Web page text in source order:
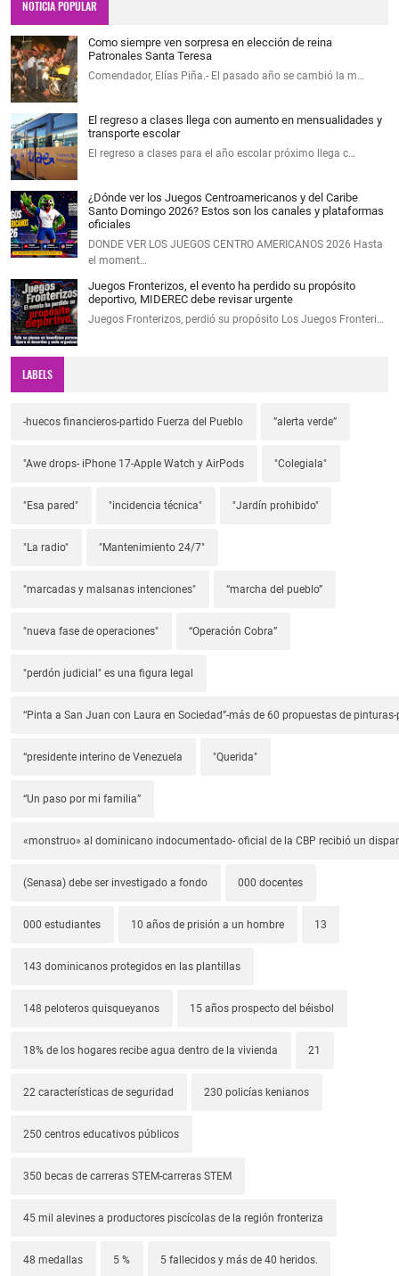
NOTICIA POPULAR
Como siempre ven sorpresa en elección de reina
Patronales Santa Teresa
Comendador, Elías Piña.- El pasado año se cambió la m…
El regreso a clases llega con aumento en mensualidades y
transporte escolar
El regreso a clases para el año escolar próximo llega c…
¿Dónde ver los Juegos Centroamericanos y del Caribe
Santo Domingo 2026? Estos son los canales y plataformas
oficiales
DONDE VER LOS JUEGOS CENTRO AMERICANOS 2026 Hasta
el moment…
Juegos Fronterizos, el evento ha perdido su propósito
deportivo, MIDEREC debe revisar urgente
Juegos Fronterizos, perdió su propósito Los Juegos Fronteri…
LABELS
-huecos financieros-partido Fuerza del Pueblo ”alerta verde”
"Awe drops- iPhone 17-Apple Watch y AirPods "Colegiala"
"Esa pared" "incidencia técnica" "Jardín prohibido"
"La radio" "Mantenimiento 24/7"
"marcadas y malsanas intenciones" “marcha del pueblo”
"nueva fase de operaciones" “Operación Cobra”
"perdón judicial" es una figura legal
“Pinta a San Juan con Laura en Sociedad”-más de 60 propuestas de
“presidente interino de Venezuela "Querida"
“Un paso por mi familia”
«monstruo» al dominicano indocumentado- oficial de la CBP recibió un
(Senasa) debe ser investigado a fondo 000 docentes
000 estudiantes 10 años de prisión a un hombre 13
143 dominicanos protegidos en las plantillas
148 peloteros quisqueyanos 15 años prospecto del béisbol
18% de los hogares recibe agua dentro de la vivienda 21
22 características de seguridad 230 policías kenianos
250 centros educativos públicos
350 becas de carreras STEM-carreras STEM
45 mil alevines a productores piscícolas de la región fronteriza
48 medallas 5 % 5 fallecidos y más de 40 heridos.